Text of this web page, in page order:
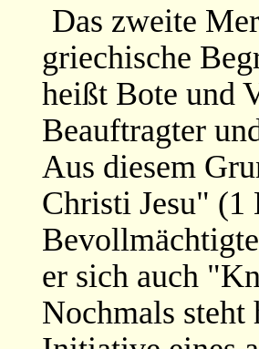
Das zweite
griechische
heißt Bote und
Beauftragter
Aus diesem
Christi Jesu" (1
er sich auch
Nochmals